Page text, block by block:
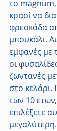
το magnum,
κρασί να
φρεσκάδα
μπουκάλι.
εμφανές με
οι
ζωντανές
στο κελάρι.
των 10
επιλέξετε
μεγαλύτερη.